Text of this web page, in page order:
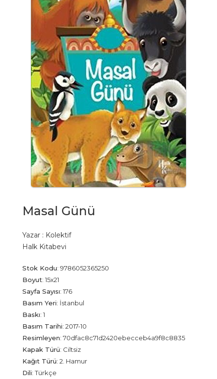
Masal Günü
Yazar : Kolektif
Halk Kitabevi
Stok Kodu: 9786052365250
Boyut: 15x21
Sayfa Sayısı: 176
Basım Yeri: İstanbul
Baskı: 1
Basım Tarihi: 2017-10
Resimleyen: 70dfac8c71d2420ebecceb4a9f8c8835
Kapak Türü: Ciltsiz
Kağıt Türü: 2. Hamur
Dili:Türkçe